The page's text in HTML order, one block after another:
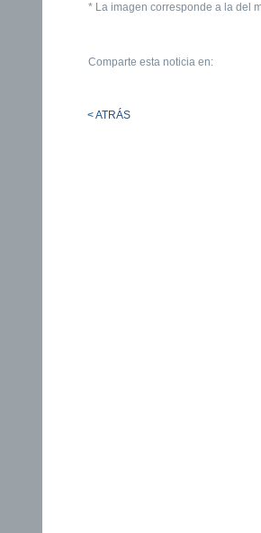
* La imagen corresponde a la del
Comparte esta noticia en:
< ATRÁS